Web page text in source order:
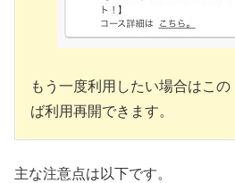
もう一度利用したい場合はこ
ば利用再開できます。
主な注意点は以下です。